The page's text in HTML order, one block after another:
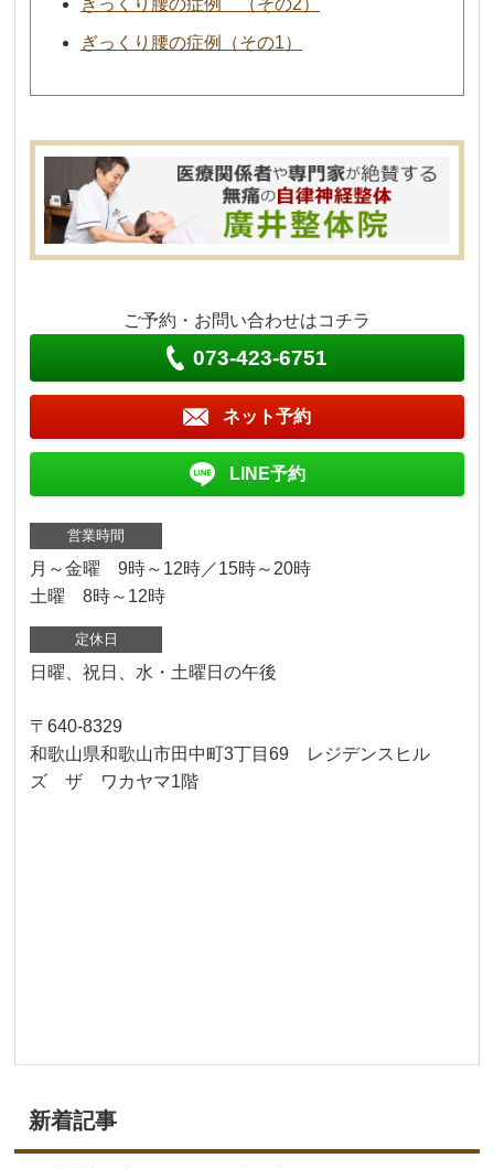
ぎっくり腰の症例 （その2）
ぎっくり腰の症例（その1）
ご予約・お問い合わせはコチラ
073-423-6751
ネット予約
LINE予約
営業時間
月～金曜 9時～12時／15時～20時
土曜 8時～12時
定休日
日曜、祝日、水・土曜日の午後
〒640-8329
和歌山県和歌山市田中町3丁目69 レジデンスヒル
ズ ザ ワカヤマ1階
新着記事